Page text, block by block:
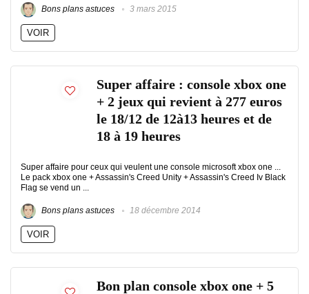
Bons plans astuces 3 mars 2015
VOIR
Super affaire : console xbox one
+ 2 jeux qui revient à 277 euros
le 18/12 de 12à13 heures et de
18 à 19 heures
Super affaire pour ceux qui veulent une console microsoft xbox one ...
Le pack xbox one + Assassin's Creed Unity + Assassin's Creed Iv Black
Flag se vend un ...
Bons plans astuces 18 décembre 2014
VOIR
Bon plan console xbox one + 5